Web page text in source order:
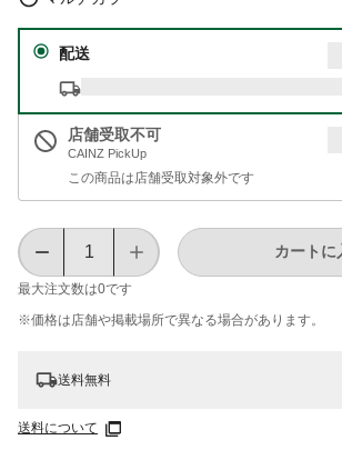
配送
店舗受取不可
CAINZ PickUp
この商品は店舗受取対象外です
最大注文数は0です
カートに
※価格は​店舗や​掲載場所で​異なる​場合が​あります。
送料無料
送料について